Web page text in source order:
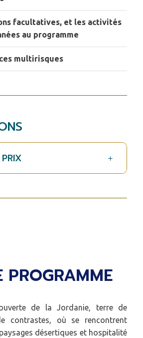
facultatives, et les activités
au programme
multirisques
PROGRAMME
de la Jordanie, terre de
contrastes, où se rencontrent
désertiques et hospitalité